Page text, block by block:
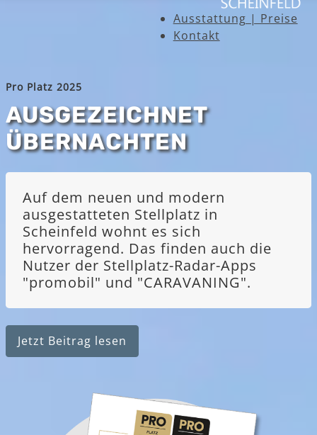
Ausstattung | Preise
Kontakt
Pro Platz 2025
AUSGEZEICHNET
ÜBERNACHTEN
Auf dem neuen und modern
ausgestatteten Stellplatz in
Scheinfeld wohnt es sich
hervorragend. Das finden auch die
Nutzer der Stellplatz-Radar-Apps
"promobil" und "CARAVANING".
Jetzt Beitrag lesen